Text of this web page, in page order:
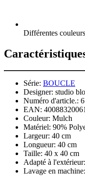
Différentes
Série: BOUCLE
Designer: studio
Numéro d'article.:
EAN:
Couleur: Mulch
Matériel: 90%
Largeur: 40 cm
Longueur: 40 cm
Taille: 40 x 40 cm
Adapté à l'extérieur:
Lavage en machine: